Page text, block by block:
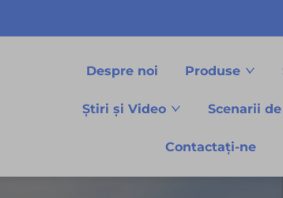
Despre noi Produse
Știri și Video Scenarii
Contactați-ne